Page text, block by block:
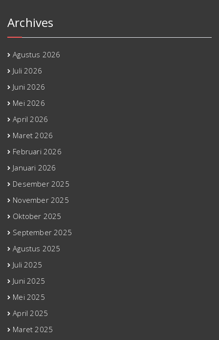
Archives
Agustus 2026
Juli 2026
Juni 2026
Mei 2026
April 2026
Maret 2026
Februari 2026
Januari 2026
Desember 2025
November 2025
Oktober 2025
September 2025
Agustus 2025
Juli 2025
Juni 2025
Mei 2025
April 2025
Maret 2025